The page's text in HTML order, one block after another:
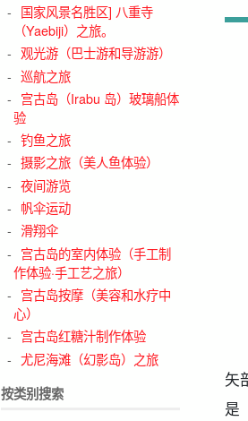
国家风景名胜区] 八重寺
（Yaebiji）之旅。
观光游（巴士游和导游游）
巡航之旅
宫古岛（Irabu 岛）玻璃船体
验
钓鱼之旅
摄影之旅（美人鱼体验）
夜间游览
帆伞运动
滑翔伞
宫古岛的室内体验（手工制
作体验·手工艺之旅）
宫古岛按摩（美容和水疗中
心）
宫古岛红糖汁制作体验
尤尼海滩（幻影岛）之旅
按类别搜索
矢
是